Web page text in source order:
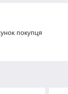
покупця